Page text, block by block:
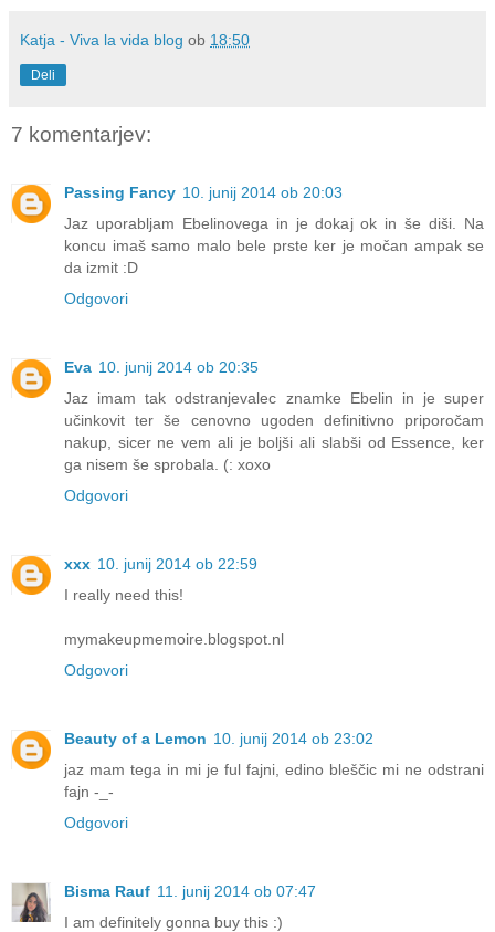
Katja - Viva la vida blog ob 18:50
Deli
7 komentarjev:
Passing Fancy 10. junij 2014 ob 20:03
Jaz uporabljam Ebelinovega in je dokaj ok in še diši. Na
koncu imaš samo malo bele prste ker je močan ampak se
da izmit :D
Odgovori
Eva 10. junij 2014 ob 20:35
Jaz imam tak odstranjevalec znamke Ebelin in je super
učinkovit ter še cenovno ugoden definitivno priporočam
nakup, sicer ne vem ali je boljši ali slabši od Essence, ker
ga nisem še sprobala. (: xoxo
Odgovori
xxx 10. junij 2014 ob 22:59
I really need this!
mymakeupmemoire.blogspot.nl
Odgovori
Beauty of a Lemon 10. junij 2014 ob 23:02
jaz mam tega in mi je ful fajni, edino bleščic mi ne odstrani
fajn -_-
Odgovori
Bisma Rauf 11. junij 2014 ob 07:47
I am definitely gonna buy this :)